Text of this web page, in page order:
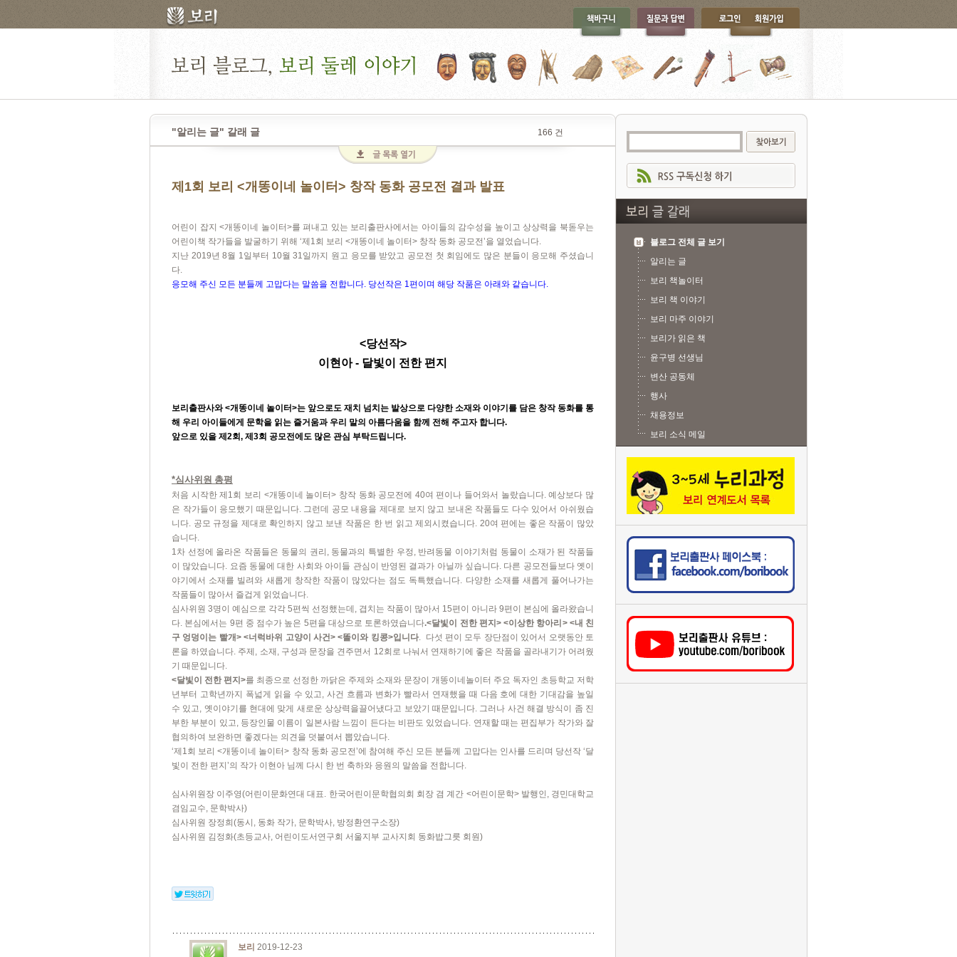
"알리는 글" 갈래 글 166 건
제1회 보리 <개똥이네 놀이터> 창작 동화 공모전 결과 발표
어린이 잡지<개똥이네 놀이터>를 펴내고 있는 보리출판사에서는 아이들의 감수성을 높이고 상상력을 북돋우는
어린이책 작가들을 발굴하기 위해 ‘제 1회 보리 <개똥이네 놀이터> 창작 동화 공모전’을 열었습니다.
지난 2019년8월 1일부터 10월31일까지 원고 응모를 받았고 공모전 첫 회임에도 많은 분들이 응모해 주셨습니
다.
응모해 주신 모든 분들께 고맙다는 말씀을 전합니다. 당선작은 1편이며 해당 작품은 아래와 같습니다.
<당선작>
이현아- 달빛이 전한 편지
보리출판사와<개똥이네 놀이터>는 앞으로도 재치 넘치는 발상으로 다양한 소재와 이야기를 담은 창작 동화를 통
해 우리 아이들에게 문학을 읽는 즐거움과 우리 말의 아름다움을 함께 전해 주고자 합니다.
앞으로 있을 제 2회, 제 3회 공모전에도 많은 관심 부탁드립니다.
*심사위원 총평
처음 시작한 제 1회 보리 <개똥이네 놀이터> 창작 동화 공모전에 40여 편이나 들어와서 놀랐습니다.예상보다 많
은 작가들이 응모했기 때문입니다. 그런데 공모 내용을 제대로 보지 않고 보내온 작품들도 다수 있어서 아쉬웠습
니다. 공모 규정을 제대로 확인하지 않고 보낸 작품은 한 번 읽고 제외시켰습니다. 20여 편에는 좋은 작품이 많았
습니다.
1차 선정에 올라온 작품들은 동물의 권리 , 동물과의 특별한 우정 , 반려동물 이야기처럼 동물이 소재가 된 작품들
이 많았습니다. 요즘 동물에 대한 사회와 아이들 관심이 반영된 결과가 아닐까 싶습니다. 다른 공모전들보다 옛이
야기에서 소재를 빌려와 새롭게 창작한 작품이 많았다는 점도 독특했습니다. 다양한 소재를 새롭게 풀어나가는
작품들이 많아서 즐겁게 읽었습니다.
심사위원 3명이 예심으로 각각 5편씩 선정했는데 , 겹치는 작품이 많아서 15편이 아니라 9편이 본심에 올라왔습니
다. 본심에서는 9편 중 점수가 높은 5편을 대상으로 토론하였습니다.<달빛이 전한 편지 > <이상한 항아리 > <내 친
구 엉덩이는 빨개> <너럭바위 고양이 사건> <똘이와 킹콩>입니다. 다섯 편이 모두 장단점이 있어서 오랫동안 토
론을 하였습니다. 주제 , 소재 , 구성과 문장을 견주면서 12회로 나눠서 연재하기에 좋은 작품을 골라내기가 어려웠
기 때문입니다.
<달빛이 전한 편지 >를 최종으로 선정한 까닭은 주제와 소재와 문장이 개똥이네놀이터 주요 독자인 초등학교 저학
년부터 고학년까지 폭넓게 읽을 수 있고, 사건 흐름과 변화가 빨라서 연재했을 때 다음 호에 대한 기대감을 높일
수 있고, 옛이야기를 현대에 맞게 새로운 상상력을끌어냈다고 보았기 때문입니다. 그러나 사건 해결 방식이 좀 진
부한 부분이 있고, 등장인물 이름이 일본사람 느낌이 든다는 비판도 있었습니다. 연재할 때는 편집부가 작가와 잘
협의하여 보완하면 좋겠다는 의견을 덧붙여서 뽑았습니다.
‘제 1회 보리<개똥이네 놀이터> 창작 동화 공모전’에 참여해 주신 모든 분들께 고맙다는 인사를 드리며 당선작‘달
빛이 전한 편지 ’의 작가 이현아 님께 다시 한 번 축하와 응원의 말씀을 전합니다.
심사위원장 이주영(어린이문화연대 대표. 한국어린이문학협의회 회장 겸 계간 <어린이문학> 발행인 , 경민대학교
겸임교수, 문학박사)
심사위원 장정희 (동시 , 동화 작가, 문학박사, 방정환연구소장)
심사위원 김정화(초등교사, 어린이도서연구회 서울지부 교사지회 동화밥그릇 회원)
보리 2019-12-23
블로그 전체 글 보기
알리는 글
보리 책놀이터
보리 책 이야기
보리 마주 이야기
보리가 읽은 책
윤구병 선생님
변산 공동체
행사
채용정보
보리 소식 메일